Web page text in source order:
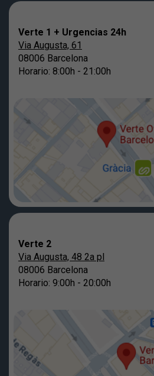
Verte 1 + Urgencias 24h
Via Augusta, 61
08006 Barcelona
Horario: 8:00h - 21:00h
Verte 2
Via Augusta, 48 2a pl
08006 Barcelona
Horario: 9:00h - 20:00h